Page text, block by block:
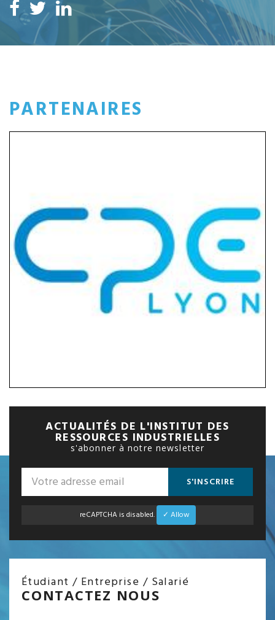
PARTENAIRES
ACTUALITÉS DE L'INSTITUT DES
RESSOURCES INDUSTRIELLES
s'abonner à notre newsletter
S'INSCRIRE
reCAPTCHA is disabled. ✓ Allow
Étudiant / Entreprise / Salarié
CONTACTEZ NOUS